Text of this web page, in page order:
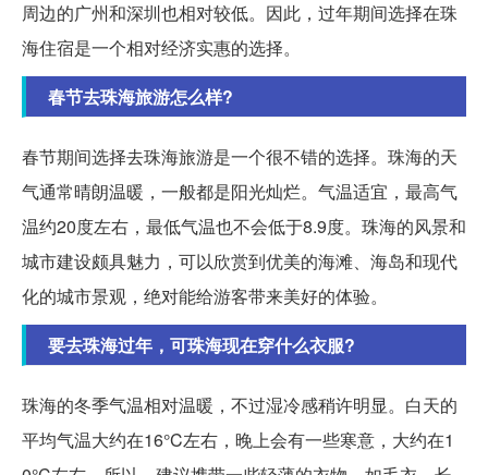
周边的广州和深圳也相对较低。因此，过年期间选择在珠
海住宿是一个相对经济实惠的选择。
春节去珠海旅游怎么样?
春节期间选择去珠海旅游是一个很不错的选择。珠海的天
气通常晴朗温暖，一般都是阳光灿烂。气温适宜，最高气
温约20度左右，最低气温也不会低于8.9度。珠海的风景和
城市建设颇具魅力，可以欣赏到优美的海滩、海岛和现代
化的城市景观，绝对能给游客带来美好的体验。
要去珠海过年，可珠海现在穿什么衣服?
珠海的冬季气温相对温暖，不过湿冷感稍许明显。白天的
平均气温大约在16°C左右，晚上会有一些寒意，大约在1